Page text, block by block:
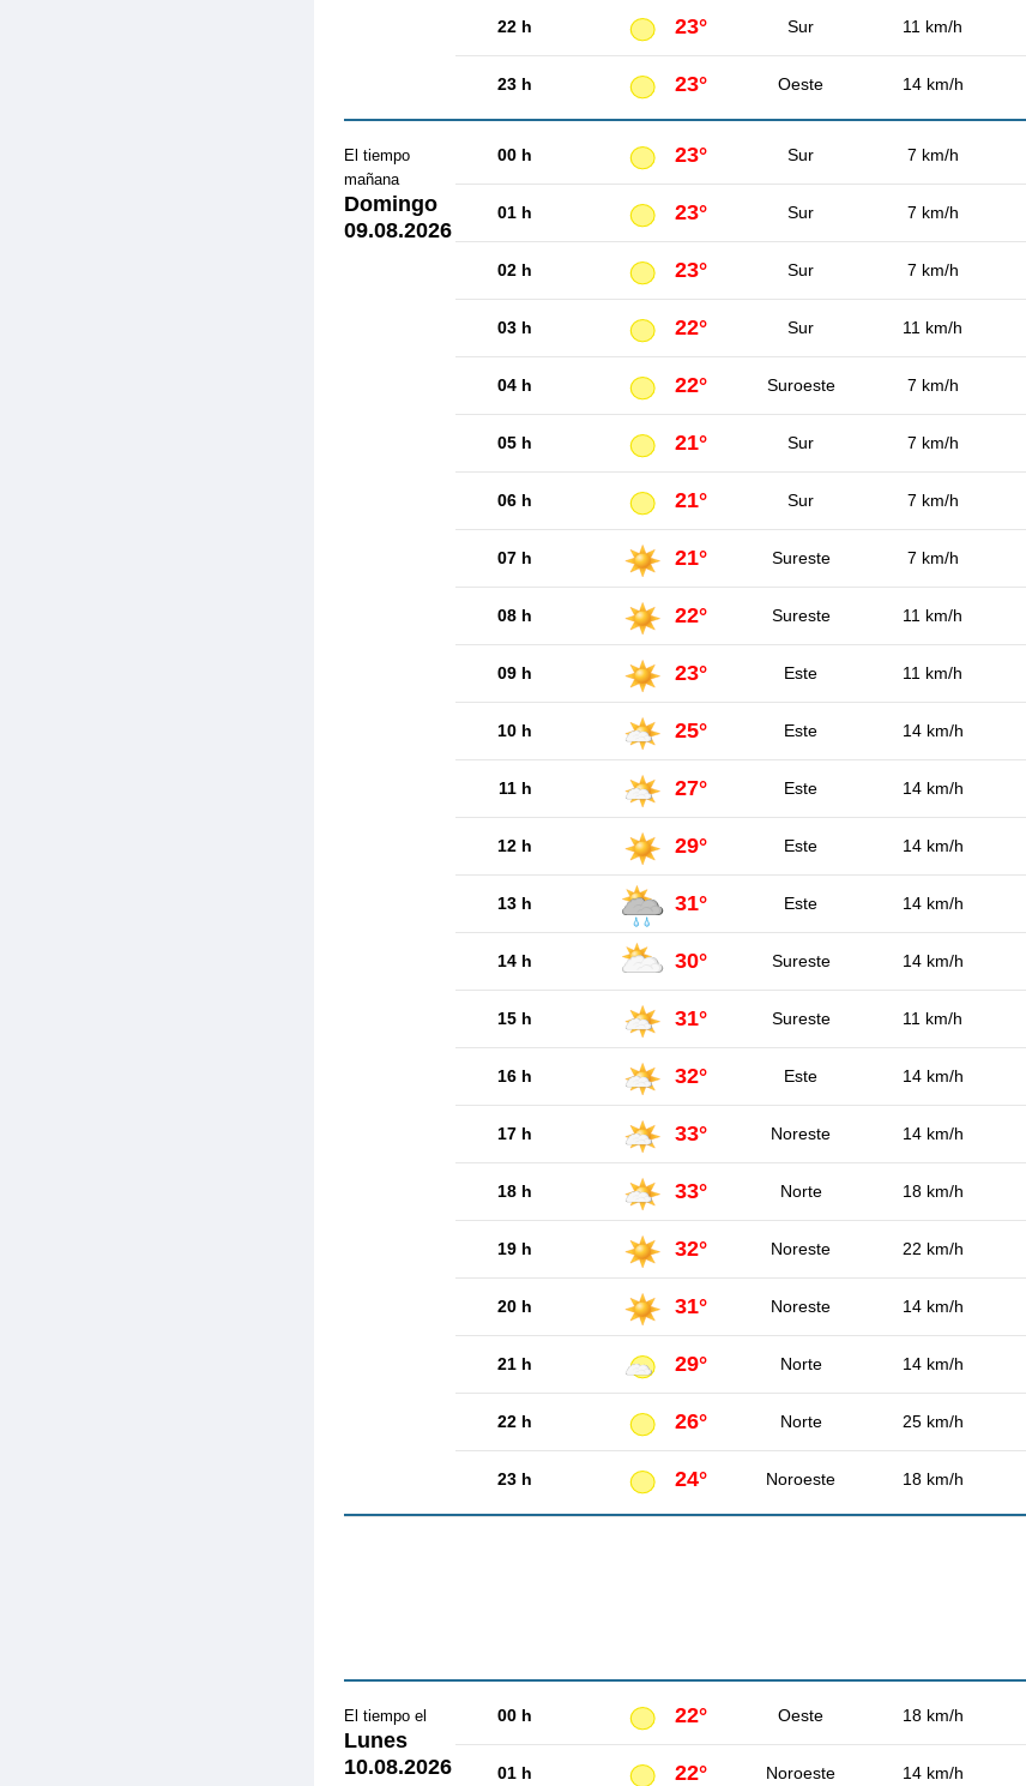
22 h 23° Sur 11 km/h
23 h 23° Oeste 14 km/h
El tiempo
mañana
Domingo
09.08.2026
00 h 23° Sur 7 km/h
01 h 23° Sur 7 km/h
02 h 23° Sur 7 km/h
03 h 22° Sur 11 km/h
04 h 22° Suroeste 7 km/h
05 h 21° Sur 7 km/h
06 h 21° Sur 7 km/h
07 h 21° Sureste 7 km/h
08 h 22° Sureste 11 km/h
09 h 23° Este 11 km/h
10 h 25° Este 14 km/h
11 h 27° Este 14 km/h
12 h 29° Este 14 km/h
13 h 31° Este 14 km/h
14 h 30° Sureste 14 km/h
15 h 31° Sureste 11 km/h
16 h 32° Este 14 km/h
17 h 33° Noreste 14 km/h
18 h 33° Norte 18 km/h
19 h 32° Noreste 22 km/h
20 h 31° Noreste 14 km/h
21 h 29° Norte 14 km/h
22 h 26° Norte 25 km/h
23 h 24° Noroeste 18 km/h
El tiempo el
Lunes
10.08.2026
00 h 22° Oeste 18 km/h
01 h 22° Noroeste 14 km/h